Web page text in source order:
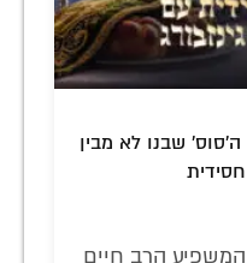
שבנו לא מבין
המשפיע הרב חיים